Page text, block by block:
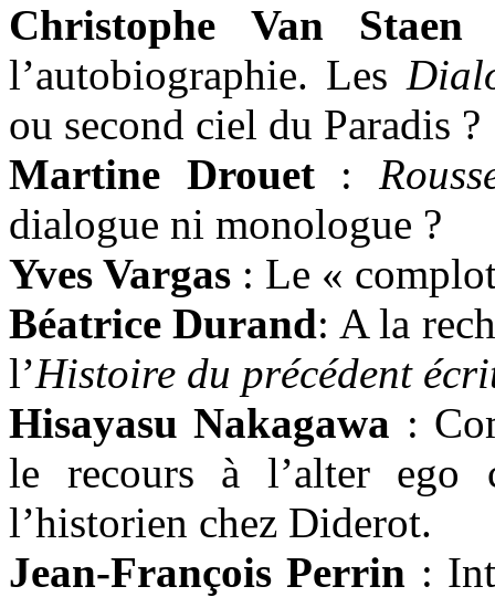
Christophe Van Staen
l’autobiographie. Les
ou second ciel du Paradis ?
Martine Drouet:
dialogue ni monologue ?
Yves Vargas : Le «
Béatrice Durand: A la
l’Histoire du précédent
Hisayasu Nakagawa :
le recours à l’alter ego
l’historien chez Diderot.
Jean-François Perrin :